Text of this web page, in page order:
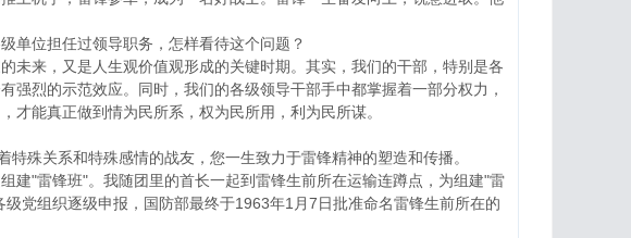
位担任过领导职务，怎样看待这个问题？
来，又是人生观价值观形成的关键时期。其实，我们的干部，特别是各
烈的示范效应。同时，我们的各级领导干部手中都掌握着一部分权力，
才能真正做到情为民所系，权为民所用，利为民所谋。
关系和特殊感情的战友，您一生致力于雷锋精神的塑造和传播。
"雷锋班"。我随团里的首长一起到雷锋生前所在运输连蹲点，为组建"雷
党组织逐级申报，国防部最终于1963年1月7日批准命名雷锋生前所在的